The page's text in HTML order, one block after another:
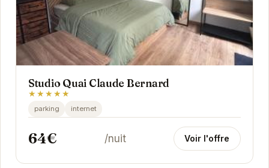
Studio Quai Claude Bernard
★★★★★
parking internet
64€ /nuit Voir l'offre